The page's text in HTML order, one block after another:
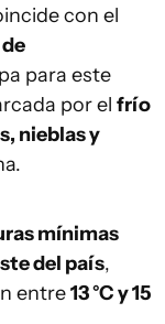
con el
para este
por el frío
nieblas y
mínimas
del país,
entre13 °C y 15